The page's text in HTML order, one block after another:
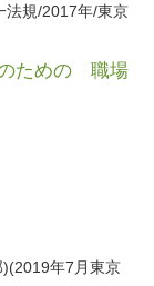
法規/2017年/東京
のための 職場
年7月東京